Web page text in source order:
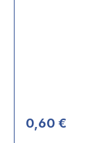
Regulärer
0,60 €